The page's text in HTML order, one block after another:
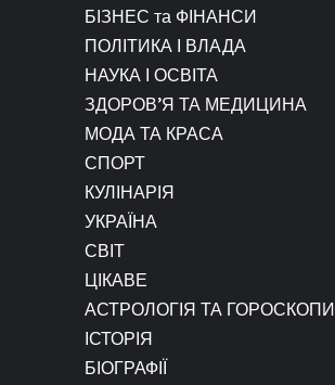
БІЗНЕС та ФІНАНСИ
ПОЛІТИКА І ВЛАДА
НАУКА І ОСВІТА
ЗДОРОВ’Я ТА МЕДИЦИНА
МОДА ТА КРАСА
СПОРТ
КУЛІНАРІЯ
УКРАЇНА
СВІТ
ЦІКАВЕ
АСТРОЛОГІЯ ТА ГОРОСКОПИ
ІСТОРІЯ
БІОГРАФІЇ